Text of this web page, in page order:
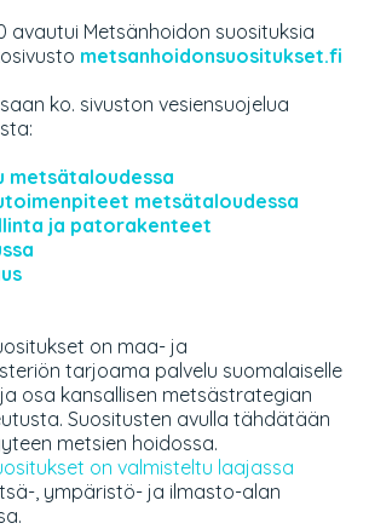
avautui Metsänhoidon suosituksia
metsanhoidonsuositukset.fi
ko. sivuston vesiensuojelua
metsätaloudessa
metsätaloudessa
ja patorakenteet
on maa- ja
tarjoama palvelu suomalaiselle
osa kansallisen metsästrategian
Suositusten avulla tähdätään
metsien hoidossa.
on valmisteltu laajassa
, ympäristö- ja ilmasto-alan